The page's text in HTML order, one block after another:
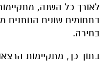
לאורך כל השנה,
בתחומים שונים
בחירה.
בתוך כך, מתקיימות